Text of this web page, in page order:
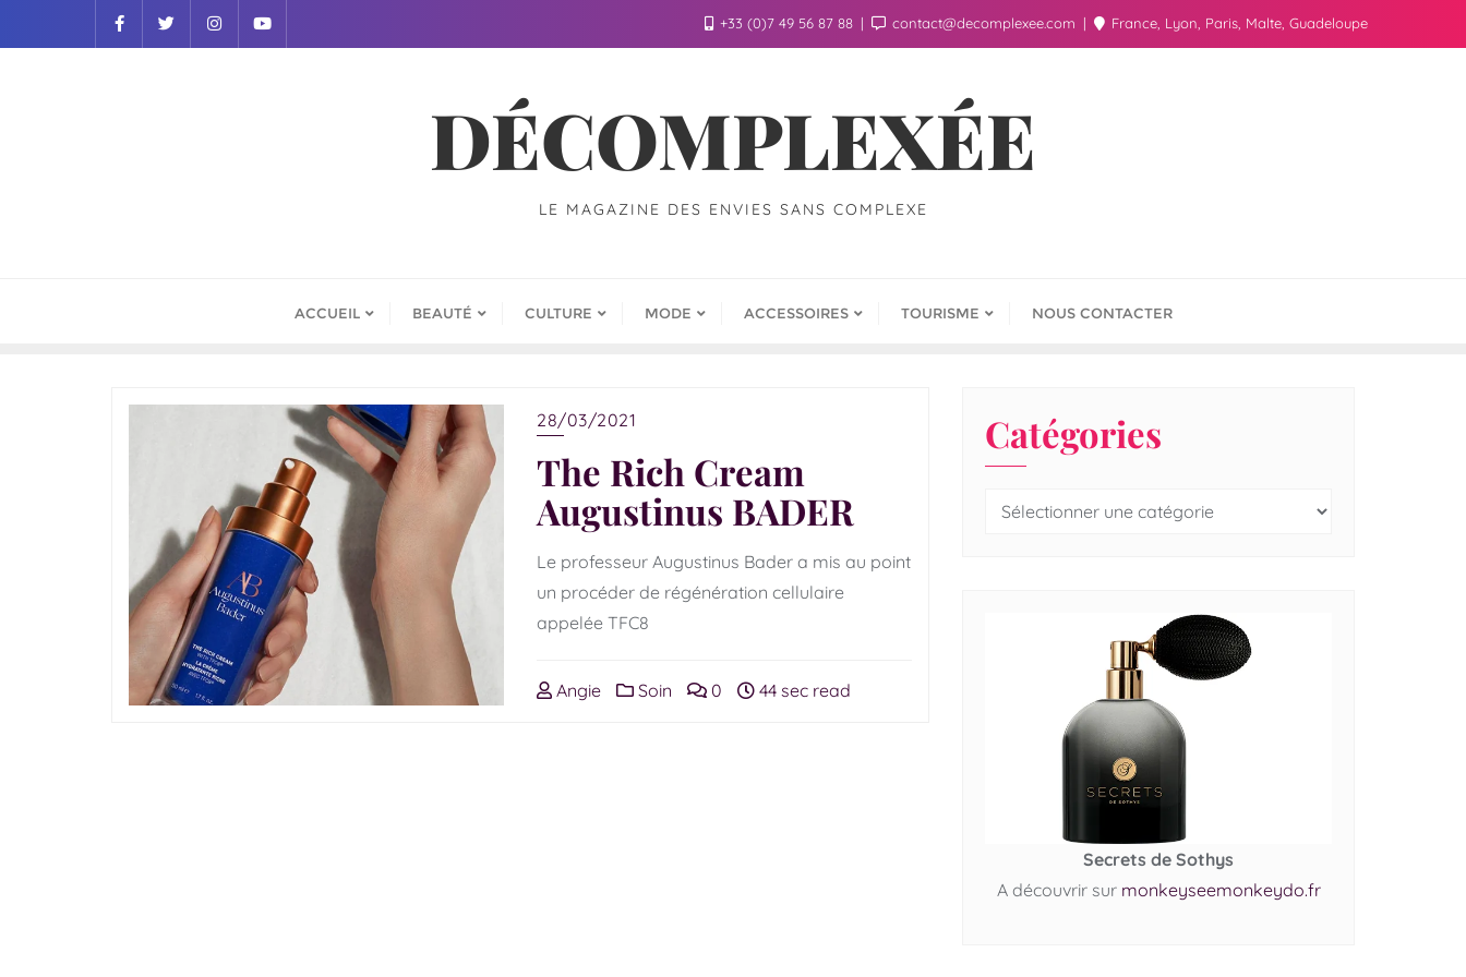
+33 (0)7 49 56 87 88 contact@decomplexee.com France, Lyon, Paris, Malte, Guadeloupe
DÉCOMPLEXÉE
LE MAGAZINE DES ENVIES SANS COMPLEXE
ACCUEIL BEAUTÉ CULTURE MODE ACCESSOIRES TOURISME NOUS CONTACTER
28/03/2021
The Rich Cream
Augustinus BADER
Le professeur Augustinus Bader a mis au point
un procéder de régénération cellulaire
appelée TFC8
Angie Soin 0 44 sec read
Catégories
Secrets de Sothys
A découvrir sur monkeyseemonkeydo.fr